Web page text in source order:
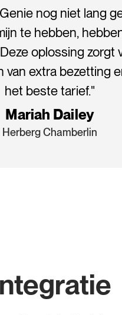
nog niet lang
te hebben,
oplossing
van extra bezetting
het beste tarief."
Mariah Dailey
Herberg Chamberlin